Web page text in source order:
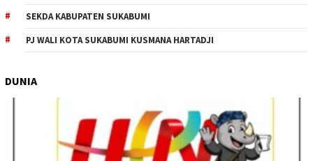
SEKDA KABUPATEN SUKABUMI
PJ WALI KOTA SUKABUMI KUSMANA HARTADJI
DUNIA